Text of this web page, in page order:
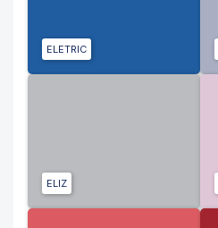
ELETRIC
ELIZ